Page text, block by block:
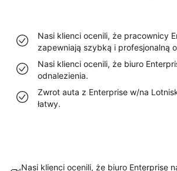
Nasi klienci ocenili, że pracownicy
zapewniają szybką i profesjonalną
Nasi klienci ocenili, że biuro
odnalezienia.
Zwrot auta z Enterprise w/na
łatwy.
Nasi klienci ocenili, że biuro Enterprise